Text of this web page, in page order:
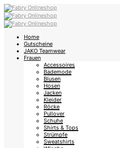
Home
Gutscheine
JAKO Teamwear
Frauen
Accessoires
Bademode
Blusen
Hosen
Jacken
Kleider
Röcke
Pullover
Schuhe
Shirts & Tops
Strümpfe
Sweatshirts